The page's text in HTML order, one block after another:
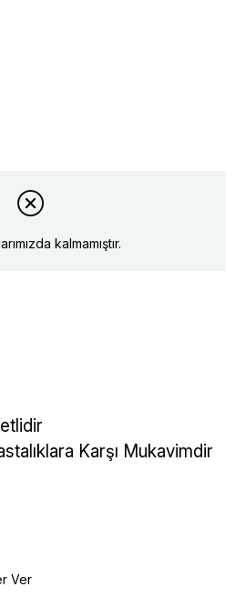
kalmamıştır.
Karşı Mukavimdir
Ver